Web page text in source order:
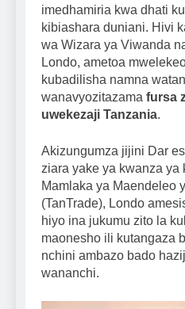
imedhamiria kwa dhati
kibiashara duniani. Hivi
wa Wizara ya Viwanda
Londo, ametoa
kubadilisha namna
wanavyozitazama fursa
uwekezaji Tanzania.
Akizungumza jijini Dar
ziara yake ya kwanza ya
Mamlaka ya Maendeleo
(TanTrade), Londo
hiyo ina jukumu zito la
maonesho ili kutangaza
nchini ambazo bado
wananchi.